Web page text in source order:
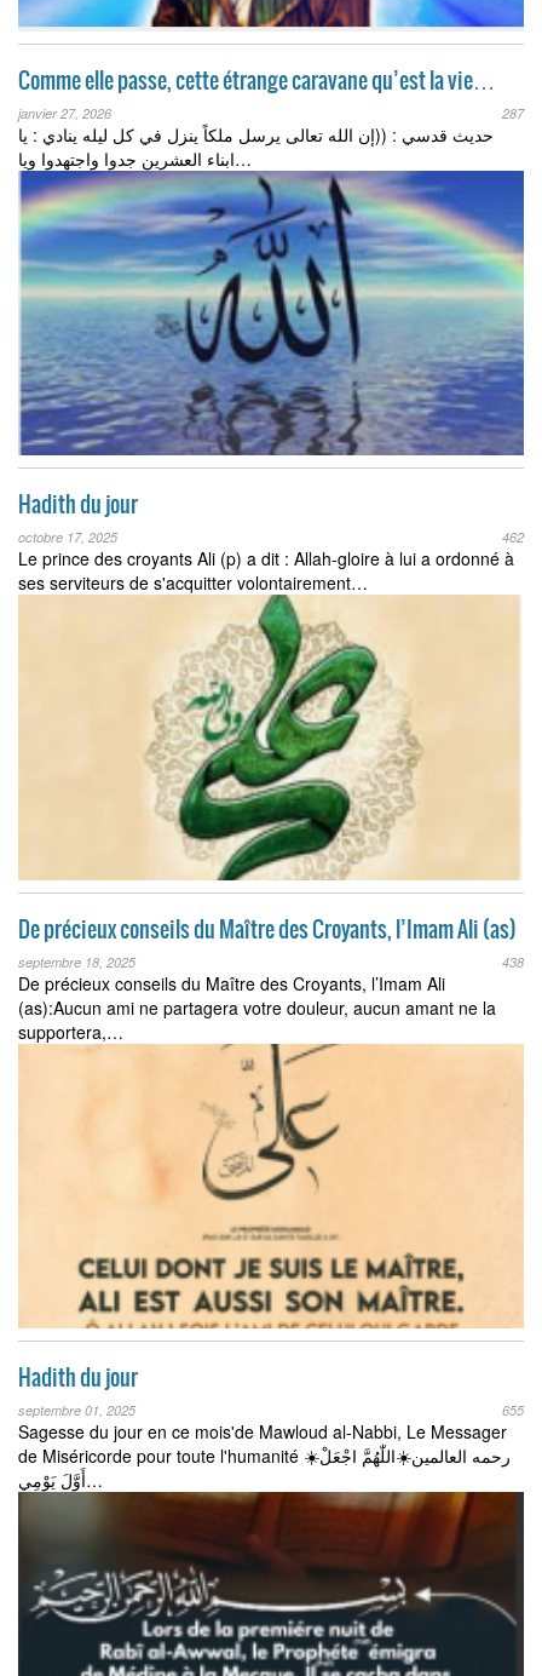
Comme elle passe, cette étrange caravane qu’est la vie…
janvier 27, 2026 287
حديث قدسي : ((إن الله تعالى يرسل ملكاً ينزل في كل ليله ينادي : يا
ابناء العشرين جدوا واجتهدوا ويا…
Hadith du jour
octobre 17, 2025 462
Le prince des croyants Ali (p) a dit : Allah-gloire à lui a ordonné à
ses serviteurs de s'acquitter volontairement…
De précieux conseils du Maître des Croyants, l’Imam Ali (as)
septembre 18, 2025 438
De précieux conseils du Maître des Croyants, l’Imam Ali
(as):Aucun ami ne partagera votre douleur, aucun amant ne la
supportera,…
Hadith du jour
septembre 01, 2025 655
Sagesse du jour en ce mois'de Mawloud al-Nabbi, Le Messager
de Miséricorde pour toute l'humanité ☀️رحمه العالمین☀️اللّٰهُمَّ اجْعَلْ
أَوَّلَ يَوْمِي…